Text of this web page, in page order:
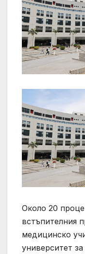
Около 20
встъпителния
медицинско
университет